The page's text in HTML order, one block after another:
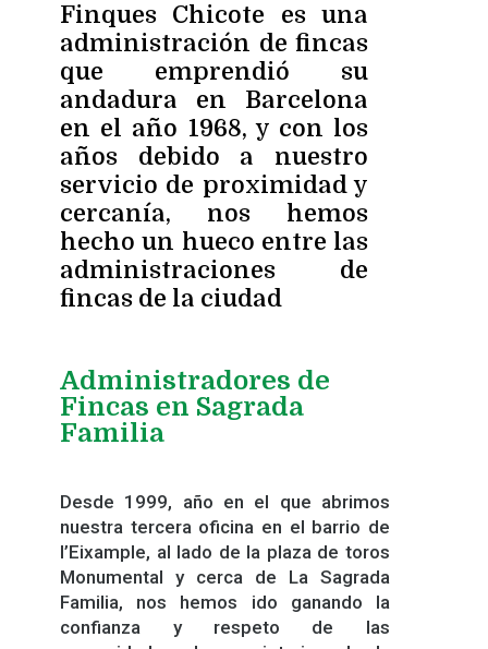
Finques Chicote es una
administración de fincas
que emprendió su
andadura en Barcelona
en el año 1968, y con los
años debido a nuestro
servicio de proximidad y
cercanía, nos hemos
hecho un hueco entre las
administraciones de
fincas de la ciudad
Administradores de
Fincas en Sagrada
Familia
Desde 1999, año en el que abrimos
nuestra tercera oficina en el barrio de
l’Eixample, al lado de la plaza de toros
Monumental y cerca de La Sagrada
Familia, nos hemos ido ganando la
confianza y respeto de las